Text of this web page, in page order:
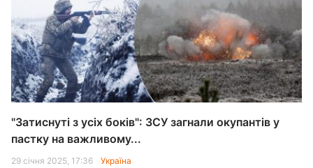
"Затиснуті з усіх боків": ЗСУ загнали окупантів у
пастку на важливому...
29 січня 2025, 17:36 Україна